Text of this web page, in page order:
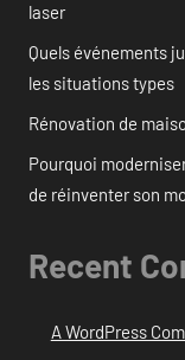
laser
Quels événements
les situations types
Rénovation de
Pourquoi
de réinventer son
Recent
A WordPress